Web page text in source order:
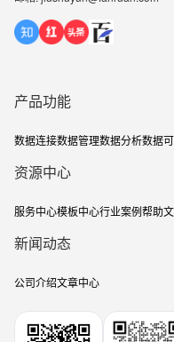
产品功能
数据连接数据管理数据分析数据
资源中心
服务中心模板中心行业案例帮助
新闻动态
公司介绍文章中心